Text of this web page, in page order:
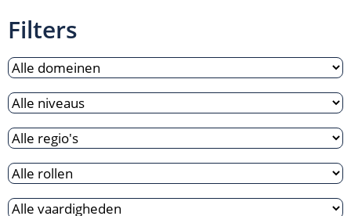
Filters